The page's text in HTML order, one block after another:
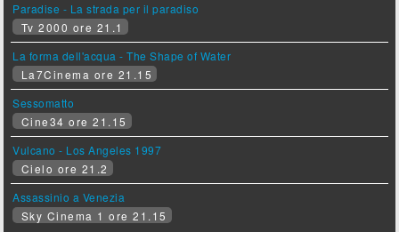
Paradise - La strada per il paradiso
Tv 2000 ore 21.1
La forma dell'acqua - The Shape of Water
La7Cinema ore 21.15
Sessomatto
Cine34 ore 21.15
Vulcano - Los Angeles 1997
Cielo ore 21.2
Assassinio a Venezia
Sky Cinema 1 ore 21.15